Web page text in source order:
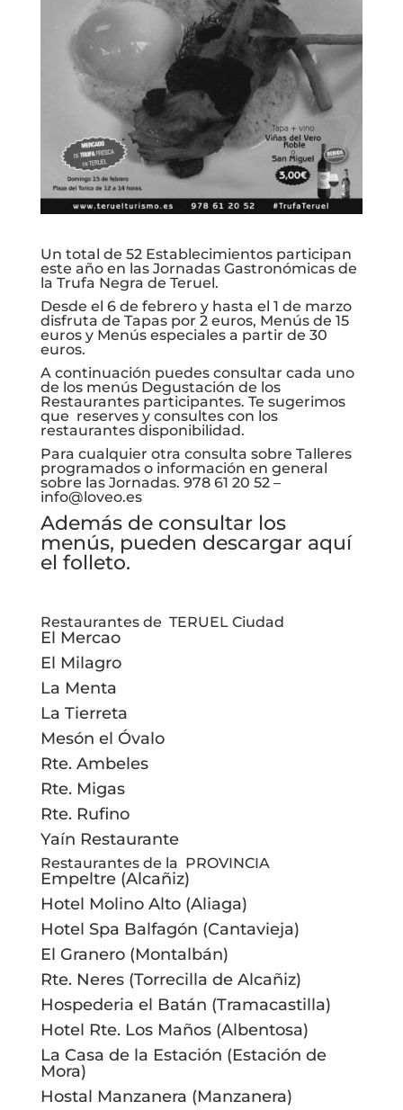
Un total de 52 Establecimientos participan
este año en las Jornadas Gastronómicas de
la Trufa Negra de Teruel.
Desde el 6 de febrero y hasta el 1 de marzo
disfruta de Tapas por 2 euros, Menús de 15
euros y Menús especiales a partir de 30
euros.
A continuación puedes consultar cada uno
de los menús Degustación de los
Restaurantes participantes. Te sugerimos
que reserves y consultes con los
restaurantes disponibilidad.
Para cualquier otra consulta sobre Talleres
programados o información en general
sobre las Jornadas. 978 61 20 52 –
info@loveo.es
Además de consultar los
menús, pueden descargar aquí
el folleto.
Restaurantes de TERUEL Ciudad
El Mercao
El Milagro
La Menta
La Tierreta
Mesón el Óvalo
Rte. Ambeles
Rte. Migas
Rte. Rufino
Yaín Restaurante
Restaurantes de la PROVINCIA
Empeltre (Alcañiz)
Hotel Molino Alto (Aliaga)
Hotel Spa Balfagón (Cantavieja)
El Granero (Montalbán)
Rte. Neres (Torrecilla de Alcañiz)
Hospederia el Batán (Tramacastilla)
Hotel Rte. Los Maños (Albentosa)
La Casa de la Estación (Estación de
Mora)
Hostal Manzanera (Manzanera)